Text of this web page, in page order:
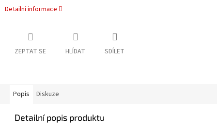
Detailní informace
ZEPTAT SE HLÍDAT SDÍLET
Popis Diskuze
Detailní popis produktu